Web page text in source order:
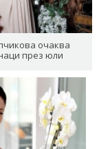
очаква
през юли